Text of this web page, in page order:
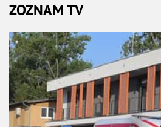
ZOZNAM TV